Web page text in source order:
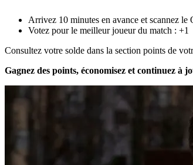
Arrivez 10 minutes en avance et scannez le
Votez pour le meilleur joueur du match : +1
Consultez votre solde dans la section points de
Gagnez des points, économisez et continuez à